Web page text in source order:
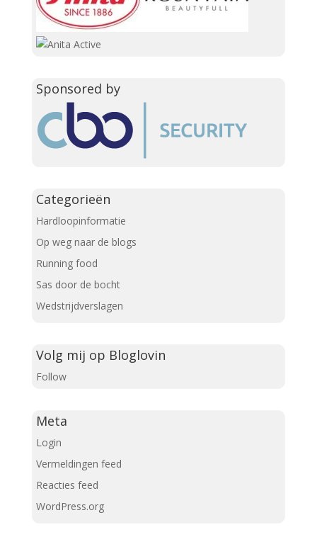
Sponsored by
Categorieën
Hardloopinformatie
Op weg naar de blogs
Running food
Sas door de bocht
Wedstrijdverslagen
Volg mij op Bloglovin
Follow
Meta
Login
Vermeldingen feed
Reacties feed
WordPress.org